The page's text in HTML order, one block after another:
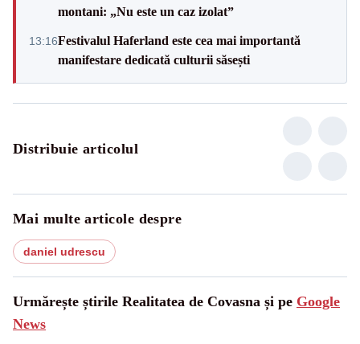
montani: „Nu este un caz izolat”
13:16Festivalul Haferland este cea mai importantă
manifestare dedicată culturii săsești
Distribuie articolul
Mai multe articole despre
daniel udrescu
Urmărește știrile Realitatea de Covasna și pe Google
News